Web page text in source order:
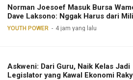
Norman Joesoef Masuk Bursa
Dave Laksono: Nggak Harus dari
YOUTH POWER 4 jam yang lalu
Askweni: Dari Guru, Naik Kelas Jadi
Legislator yang Kawal Ekonomi